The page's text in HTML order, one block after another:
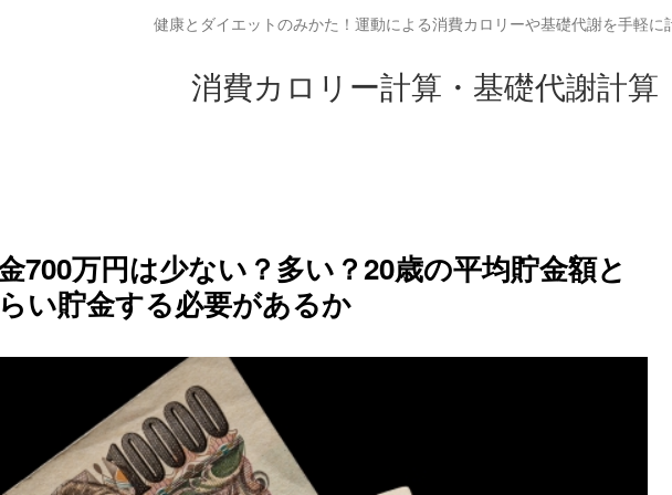
健康とダイエットのみかた！運動による消費カロリーや基礎代謝を手軽に
消費カロリー計算・基礎代謝計算
700万円は少ない？多い？20歳の平均貯金額と
い貯金する必要があるか